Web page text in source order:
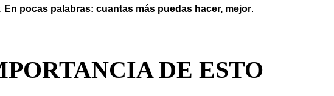
En pocas palabras: cuantas más puedas hacer, mejor.
DE ESTO